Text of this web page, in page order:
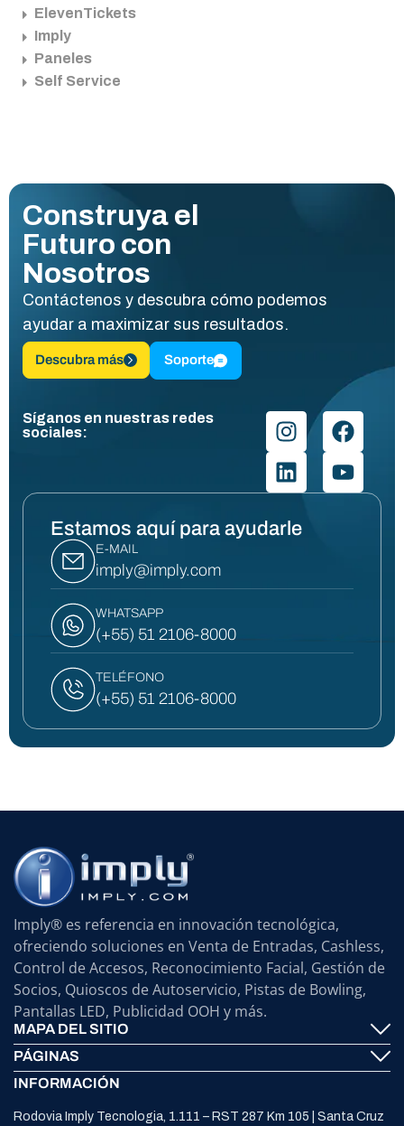
ElevenTickets
Imply
Paneles
Self Service
Construya el
Futuro con
Nosotros
Contáctenos y descubra cómo podemos
ayudar a maximizar sus resultados.
Descubra más Soporte
Síganos en nuestras redes
sociales:
Estamos aquí para ayudarle
E-MAIL
imply@imply.com
WHATSAPP
(+55) 51 2106-8000
TELÉFONO
(+55) 51 2106-8000
Imply® es referencia en innovación tecnológica,
ofreciendo soluciones en Venta de Entradas, Cashless,
Control de Accesos, Reconocimiento Facial, Gestión de
Socios, Quioscos de Autoservicio, Pistas de Bowling,
Pantallas LED, Publicidad OOH y más.
MAPA DEL SITIO
Imply® Tecnología
PÁGINAS
Contáctenos
Soporte
INFORMACIÓN
Rodovia Imply Tecnologia, 1.111 – RST 287 Km 105 | Santa Cruz